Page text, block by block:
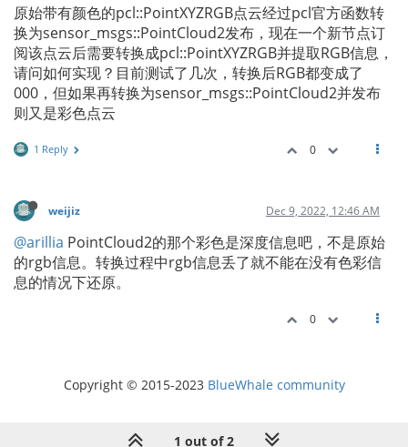
原始带有颜色的pcl::PointXYZRGB点云经过pcl官方函数转
换为sensor_msgs::PointCloud2发布，现在一个新节点订
阅该点云后需要转换成pcl::PointXYZRGB并提取RGB信息，
请问如何实现？目前测试了几次，转换后RGB都变成了
000，但如果再转换为sensor_msgs::PointCloud2并发布
则又是彩色点云
1 Reply 0
weijiz Dec 9, 2022, 12:46 AM
@arillia PointCloud2的那个彩色是深度信息吧，不是原始
的rgb信息。转换过程中rgb信息丢了就不能在没有色彩信
息的情况下还原。
0
1 out of 2
Copyright © 2015-2023 BlueWhale community